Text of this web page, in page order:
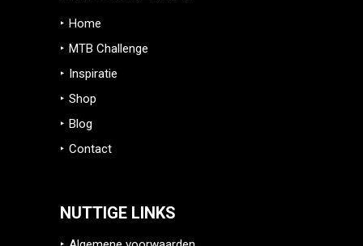
Home
MTB Challenge
Inspiratie
Shop
Blog
Contact
NUTTIGE LINKS